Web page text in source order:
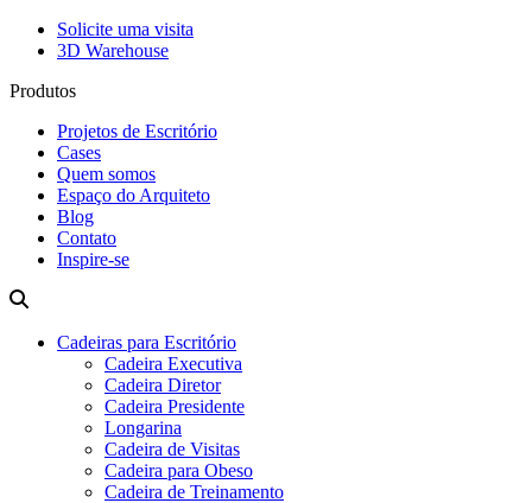
Solicite uma visita
3D Warehouse
Produtos
Projetos de Escritório
Cases
Quem somos
Espaço do Arquiteto
Blog
Contato
Inspire-se
Cadeiras para Escritório
Cadeira Executiva
Cadeira Diretor
Cadeira Presidente
Longarina
Cadeira de Visitas
Cadeira para Obeso
Cadeira de Treinamento